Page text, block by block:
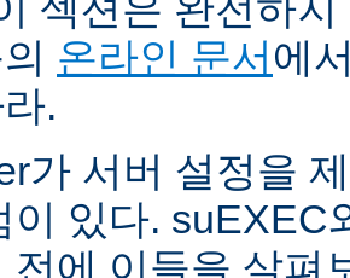
온라인 문서에
.
가 서버 설정을
이 있다. suEXEC
전에 이들을 살펴